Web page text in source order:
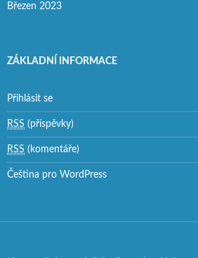
Březen 2023
ZÁKLADNÍ INFORMACE
Přihlásit se
RSS (příspěvky)
RSS (komentáře)
Čeština pro WordPress